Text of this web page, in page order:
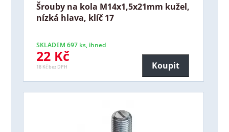
Šrouby na kola M14x1,5x21mm kužel,
nízká hlava, klíč 17
SKLADEM 697 ks, ihned
22 Kč
18 Kč bez DPH Koupit